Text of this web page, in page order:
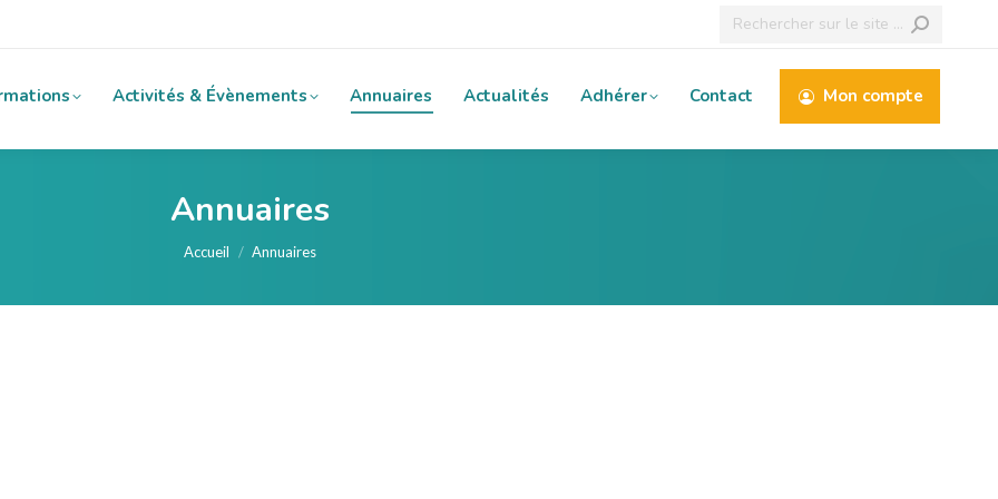
Recherche
Activités & Évènements Annuaires Actualités Adhérer Contact Mon compte
Annuaires
Vous êtes ici :
Accueil Annuaires